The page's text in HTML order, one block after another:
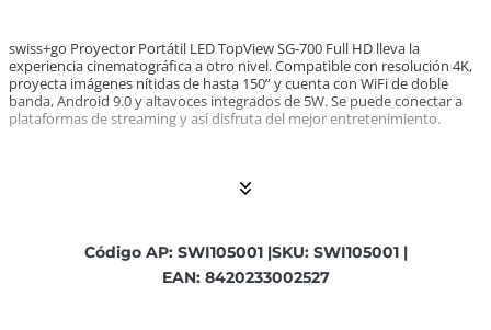
swiss+go Proyector Portátil LED TopView SG-700 Full
swiss+go Proyector Portátil LED TopView SG-700 Full HD lleva la
experiencia cinematográfica a otro nivel. Compatible con resolución 4K,
proyecta imágenes nítidas de hasta 150” y cuenta con WiFi de doble
banda, Android 9.0 y altavoces integrados de 5W. Se puede conectar a
plataformas de streaming y así disfruta del mejor entretenimiento.
Código AP: SWI105001 |SKU: SWI105001 |
EAN: 8420233002527